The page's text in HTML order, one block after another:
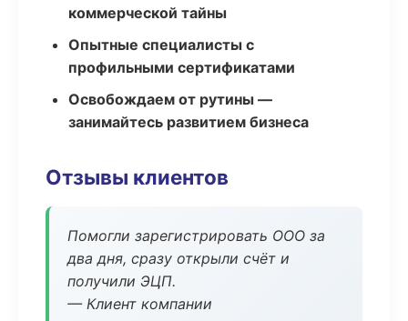
коммерческой тайны
Опытные специалисты с
профильными сертификатами
Освобождаем от рутины —
занимайтесь развитием бизнеса
Отзывы клиентов
Помогли зарегистрировать ООО за
два дня, сразу открыли счёт и
получили ЭЦП.
— Клиент компании